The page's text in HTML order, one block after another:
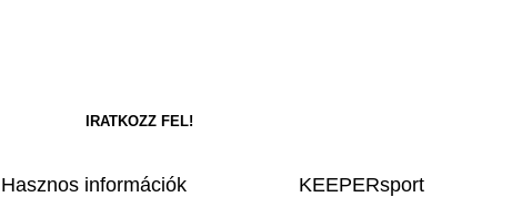
Hasznos információk KEEPERsport